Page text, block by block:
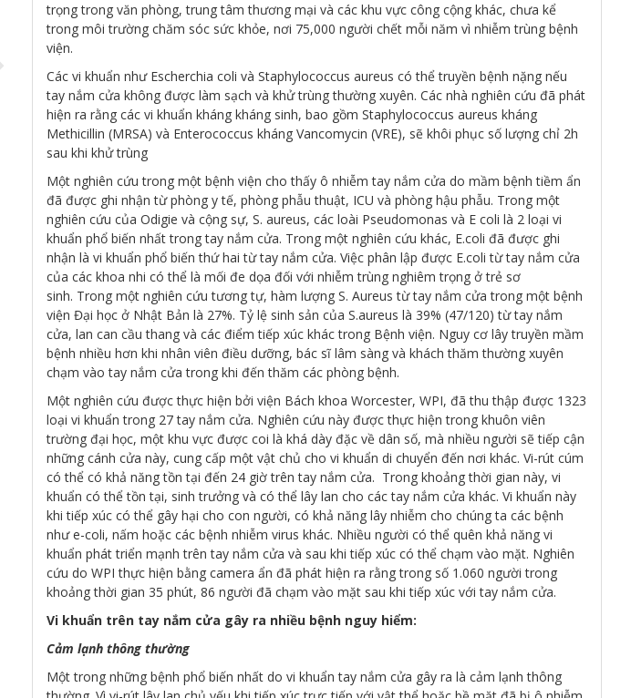
trọng trong văn phòng, trung tâm thương mại và các khu vực công cộng khác, chưa kể
trong môi trường chăm sóc sức khỏe, nơi 75,000 người chết mỗi năm vì nhiễm trùng bệnh
viện.
Các vi khuẩn như Escherchia coli và Staphylococcus aureus có thể truyền bệnh nặng nếu
tay nắm cửa không được làm sạch và khử trùng thường xuyên. Các nhà nghiên cứu đã phát
hiện ra rằng các vi khuẩn kháng kháng sinh, bao gồm Staphylococcus aureus kháng
Methicillin (MRSA) và Enterococcus kháng Vancomycin (VRE), sẽ khôi phục số lượng chỉ 2h
sau khi khử trùng
Một nghiên cứu trong một bệnh viện cho thấy ô nhiễm tay nắm cửa do mầm bệnh tiềm ẩn
đã được ghi nhận từ phòng y tế, phòng phẫu thuật, ICU và phòng hậu phẫu. Trong một
nghiên cứu của Odigie và cộng sự, S. aureus, các loài Pseudomonas và E coli là 2 loại vi
khuẩn phổ biến nhất trong tay nắm cửa. Trong một nghiên cứu khác, E.coli đã được ghi
nhận là vi khuẩn phổ biến thứ hai từ tay nắm cửa. Việc phân lập được E.coli từ tay nắm cửa
của các khoa nhi có thể là mối đe dọa đối với nhiễm trùng nghiêm trọng ở trẻ sơ
sinh. Trong một nghiên cứu tương tự, hàm lượng S. Aureus từ tay nắm cửa trong một bệnh
viện Đại học ở Nhật Bản là 27%. Tỷ lệ sinh sản của S.aureus là 39% (47/120) từ tay nắm
cửa, lan can cầu thang và các điểm tiếp xúc khác trong Bệnh viện. Nguy cơ lây truyền mầm
bệnh nhiều hơn khi nhân viên điều dưỡng, bác sĩ lâm sàng và khách thăm thường xuyên
chạm vào tay nắm cửa trong khi đến thăm các phòng bệnh.
Một nghiên cứu được thực hiện bởi viện Bách khoa Worcester, WPI, đã thu thập được 1323
loại vi khuẩn trong 27 tay nắm cửa. Nghiên cứu này được thực hiện trong khuôn viên
trường đại học, một khu vực được coi là khá dày đặc về dân số, mà nhiều người sẽ tiếp cận
những cánh cửa này, cung cấp một vật chủ cho vi khuẩn di chuyển đến nơi khác. Vi-rút cúm
có thể có khả năng tồn tại đến 24 giờ trên tay nắm cửa. Trong khoảng thời gian này, vi
khuẩn có thể tồn tại, sinh trưởng và có thể lây lan cho các tay nắm cửa khác. Vi khuẩn này
khi tiếp xúc có thể gây hại cho con người, có khả năng lây nhiễm cho chúng ta các bệnh
như e-coli, nấm hoặc các bệnh nhiễm virus khác. Nhiều người có thể quên khả năng vi
khuẩn phát triển mạnh trên tay nắm cửa và sau khi tiếp xúc có thể chạm vào mặt. Nghiên
cứu do WPI thực hiện bằng camera ẩn đã phát hiện ra rằng trong số 1.060 người trong
khoảng thời gian 35 phút, 86 người đã chạm vào mặt sau khi tiếp xúc với tay nắm cửa.
Vi khuẩn trên tay nắm cửa gây ra nhiều bệnh nguy hiểm:
Cảm lạnh thông thường
Một trong những bệnh phổ biến nhất do vi khuẩn tay nắm cửa gây ra là cảm lạnh thông